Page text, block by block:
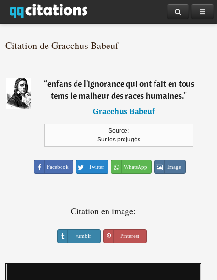
Citation de Gracchus Babeuf
“enfans de l'ignorance qui ont fait en tous
tems le malheur des races humaines.”
―Gracchus Babeuf
Source:
Sur les préjugés
Facebook Twitter WhatsApp Image
Citation en image:
tumblr Pinterest